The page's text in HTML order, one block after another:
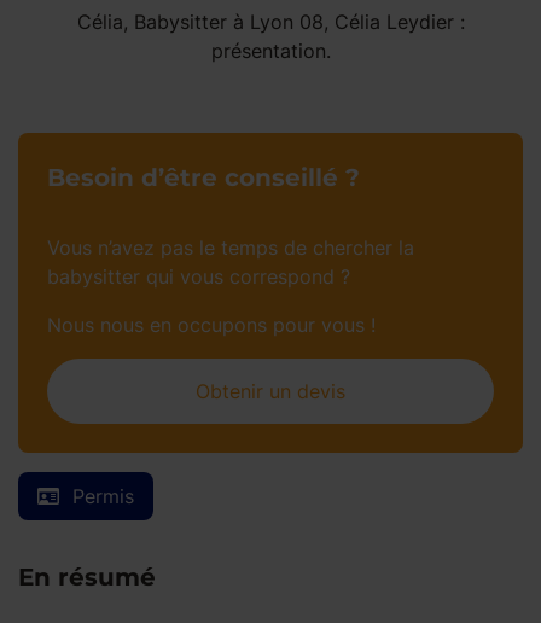
Célia, Babysitter à Lyon 08, Célia Leydier :
présentation.
Permis
En résumé
Besoin d’être conseillé ?
Vous n’avez pas le temps de chercher la
babysitter qui vous correspond ?
Nous nous en occupons pour vous !
Obtenir un devis